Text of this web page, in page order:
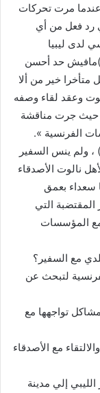
عندما مرت تحركات
رد فعل من أي
لدى ليبيا
)مافيش حد أحسن
خير من ألا
وعقد لقاء وصفه
، حيث جرت مناقشة
الفرنسية ».
حسب ما دون السفير في تغريده على منصة (X) ، ولم ينس السفير
نالوت الأصدقاء
سعداء بعمق
التي
مع المؤسسات
مع السفير؟
لتبحث عن
تواجهها مع
مع الأصدقاء
إلي مدينة